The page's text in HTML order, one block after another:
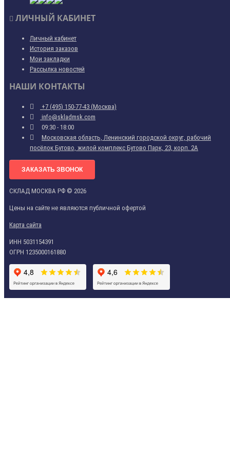
ЛИЧНЫЙ КАБИНЕТ
Личный кабинет
История заказов
Мои закладки
Рассылка новостей
НАШИ КОНТАКТЫ
+7 (495) 150-77-43 (Москва)
info@skladmsk.com
09:30 - 18:00
Московская область, Ленинский городской округ, рабочий
посёлок Бутово, жилой комплекс Бутово Парк, 23, корп. 2А
ЗАКАЗАТЬ ЗВОНОК
СКЛАД МОСКВА РФ © 2026
Цены на сайте не являются публичной офертой
Карта сайта
ИНН 5031154391
ОГРН 1235000161880